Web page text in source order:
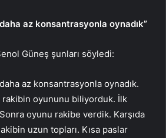
az konsantrasyonla oynadık”
Güneş şunları söyledi:
az konsantrasyonla oynadık.
rakibin oyununu biliyorduk. İlk
oyunu rakibe verdik. Karşıda
uzun topları. Kısa paslar